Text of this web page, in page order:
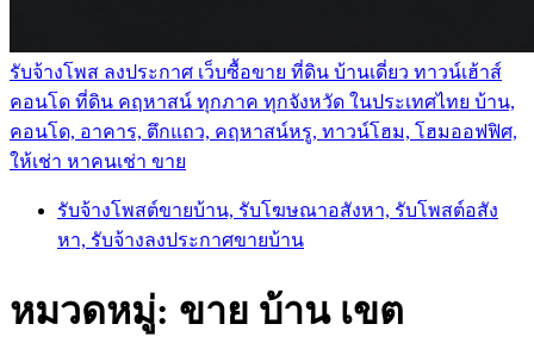
รับจ้างโพส ลงประกาศ เว็บซื้อขาย ที่ดิน บ้านเดี่ยว ทาวน์เฮ้าส์
คอนโด ที่ดิน คฤหาสน์ ทุกภาค ทุกจังหวัด ในประเทศไทย บ้าน,
คอนโด, อาคาร, ตึกแถว, คฤหาสน์หรู, ทาวน์โฮม, โฮมออฟฟิศ,
ให้เช่า หาคนเช่า ขาย
รับจ้างโพสต์ขายบ้าน, รับโฆษณาอสังหา, รับโพสต์อสัง
หา, รับจ้างลงประกาศขายบ้าน
หมวดหมู่: ขาย บ้าน เขต